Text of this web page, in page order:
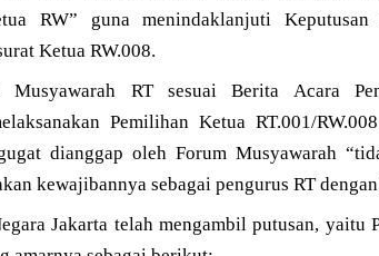
RW” guna menindaklanjuti Keputusan
Ketua RW.008.
Musyawarah RT sesuai Berita Acara
Pemilihan Ketua RT.001/
dianggap oleh Forum Musyawarah
kewajibannya sebagai pengurus RT
Jakarta telah mengambil putusan, yaitu